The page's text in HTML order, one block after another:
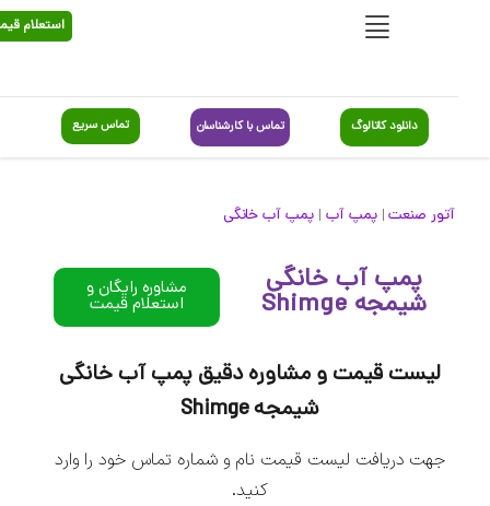
استعلام قیمت
دانلود کاتالوگ تماس با کارشناسان تماس سریع
آتور صنعت|پمپ آب| پمپ آب خانگی
پمپ آب خانگی
شیمجه Shimge مشاوره رایگان و
استعلام قیمت
لیست قیمت و مشاوره دقیق پمپ آب خانگی
شیمجه Shimge
جهت دریافت لیست قیمت نام و شماره تماس خود را وارد
کنید.